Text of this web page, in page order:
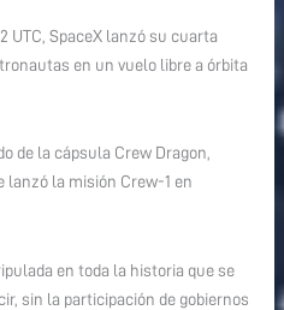
UTC, SpaceX lanzó su cuarta
en un vuelo libre a órbita
de la cápsula Crew Dragon,
lanzó la misión Crew-1 en
en toda la historia que se
sin la participación de gobiernos